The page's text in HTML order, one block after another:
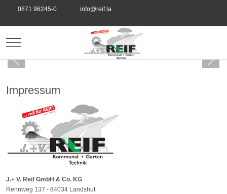
0871 96245-0 info@reif.la
Mobile Menu Toggle
Impressum
J.+ V. Reif GmbH & Co. KG
Rennweg 137 - 84034 Landshut